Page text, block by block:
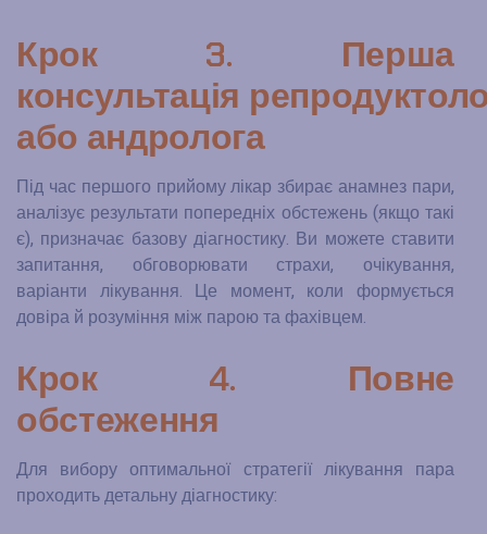
Крок 3. Перша
консультація
або андролога
Під час першого прийому лікар збирає анамнез пари,
аналізує результати попередніх обстежень (якщо такі
є), призначає базову діагностику. Ви можете ставити
запитання, обговорювати страхи, очікування,
варіанти лікування. Це момент, коли формується
довіра й розуміння між парою та фахівцем.
Крок 4. Повне
обстеження
Для вибору оптимальної стратегії лікування пара
проходить детальну діагностику: